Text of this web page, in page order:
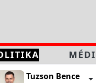
Tuzson Bence